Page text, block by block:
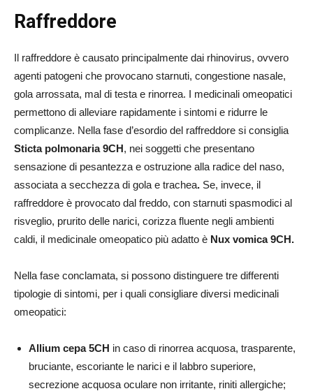
Raffreddore
Il raffreddore è causato principalmente dai rhinovirus, ovvero
agenti patogeni che provocano starnuti, congestione nasale,
gola arrossata, mal di testa e rinorrea. I medicinali omeopatici
permettono di alleviare rapidamente i sintomi e ridurre le
complicanze. Nella fase d’esordio del raffreddore si consiglia
Sticta polmonaria 9CH, nei soggetti che presentano
sensazione di pesantezza e ostruzione alla radice del naso,
associata a secchezza di gola e trachea. Se, invece, il
raffreddore è provocato dal freddo, con starnuti spasmodici al
risveglio, prurito delle narici, corizza fluente negli ambienti
caldi, il medicinale omeopatico più adatto è Nux vomica 9CH.
Nella fase conclamata, si possono distinguere tre differenti
tipologie di sintomi, per i quali consigliare diversi medicinali
omeopatici:
Allium cepa 5CH in caso di rinorrea acquosa, trasparente,
bruciante, escoriante le narici e il labbro superiore,
secrezione acquosa oculare non irritante, riniti allergiche;